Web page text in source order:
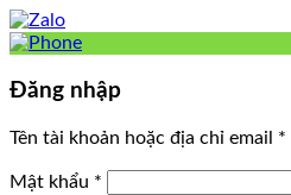
Đăng nhập
Tên tài khoản hoặc địa chỉ email *
Mật khẩu *